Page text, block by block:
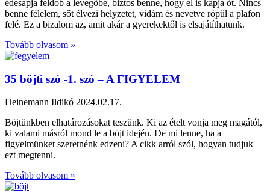
édesapja feldob a levegőbe, biztos benne, hogy el is kapja őt. Nincs
benne félelem, sőt élvezi helyzetet, vidám és nevetve röpül a plafon
felé. Ez a bizalom az, amit akár a gyerekektől is elsajátíthatunk.
Tovább olvasom »
35 böjti szó -1. szó – A FIGYELEM
Heinemann Ildikó 2024.02.17.
Böjtünkben elhatározásokat teszünk. Ki az ételt vonja meg magától,
ki valami másról mond le a böjt idején. De mi lenne, ha a
figyelmünket szeretnénk edzeni? A cikk arról szól, hogyan tudjuk
ezt megtenni.
Tovább olvasom »